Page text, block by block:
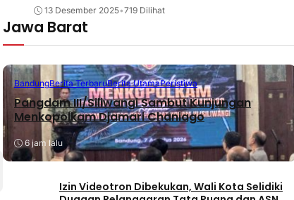
13 Desember 2025•719 Dilihat
Jawa Barat
BandungBerita TerbaruBerita UtamaPeristiwa
Pangdam III/Siliwangi Sambut Kunjungan
Menkopolkam Djamari Chaniago
6 jam lalu
Izin Videotron Dibekukan, Wali Kota Selidiki